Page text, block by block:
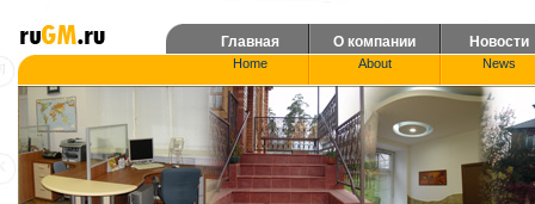
Главная
Home
О компании
About
Новости
News